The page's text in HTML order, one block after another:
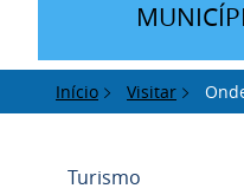
Início Visitar
Turismo